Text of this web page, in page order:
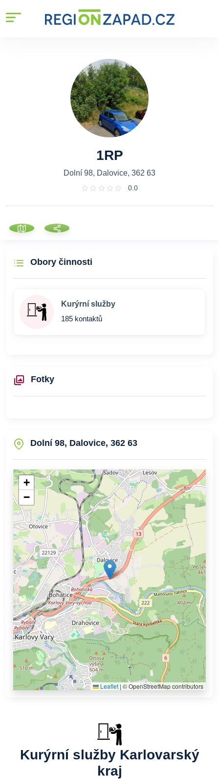
1RP
Dolní 98, Dalovice, 362 63
0.0
Obory činnosti
Kurýrní služby
185 kontaktů
Fotky
Dolní 98, Dalovice, 362 63
+
−
Leaflet | © OpenStreetMap contributors
Kurýrní služby Karlovarský
kraj